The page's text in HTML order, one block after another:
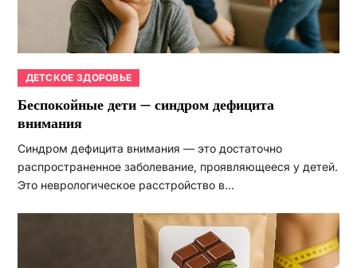
ДЕТСКОЕ ЗДОРОВЬЕ
Беспокойные дети — синдром дефицита
внимания
Синдром дефицита внимания — это достаточно
распространенное заболевание, проявляющееся у детей.
Это неврологическое расстройство в…